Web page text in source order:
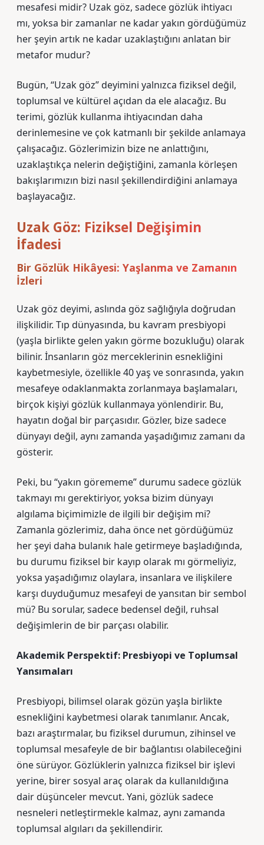
mesafesi midir? Uzak göz, sadece gözlük ihtiyacı
mı, yoksa bir zamanlar ne kadar yakın gördüğümüz
her şeyin artık ne kadar uzaklaştığını anlatan bir
metafor mudur?
Bugün, “Uzak göz” deyimini yalnızca fiziksel değil,
toplumsal ve kültürel açıdan da ele alacağız. Bu
terimi, gözlük kullanma ihtiyacından daha
derinlemesine ve çok katmanlı bir şekilde anlamaya
çalışacağız. Gözlerimizin bize ne anlattığını,
uzaklaştıkça nelerin değiştiğini, zamanla körleşen
bakışlarımızın bizi nasıl şekillendirdiğini anlamaya
başlayacağız.
Uzak Göz: Fiziksel Değişimin
İfadesi
Bir Gözlük Hikâyesi: Yaşlanma ve Zamanın
İzleri
Uzak göz deyimi, aslında göz sağlığıyla doğrudan
ilişkilidir. Tıp dünyasında, bu kavram presbiyopi
(yaşla birlikte gelen yakın görme bozukluğu) olarak
bilinir. İnsanların göz merceklerinin esnekliğini
kaybetmesiyle, özellikle 40 yaş ve sonrasında, yakın
mesafeye odaklanmakta zorlanmaya başlamaları,
birçok kişiyi gözlük kullanmaya yönlendirir. Bu,
hayatın doğal bir parçasıdır. Gözler, bize sadece
dünyayı değil, aynı zamanda yaşadığımız zamanı da
gösterir.
Peki, bu “yakın görememe” durumu sadece gözlük
takmayı mı gerektiriyor, yoksa bizim dünyayı
algılama biçimimizle de ilgili bir değişim mi?
Zamanla gözlerimiz, daha önce net gördüğümüz
her şeyi daha bulanık hale getirmeye başladığında,
bu durumu fiziksel bir kayıp olarak mı görmeliyiz,
yoksa yaşadığımız olaylara, insanlara ve ilişkilere
karşı duyduğumuz mesafeyi de yansıtan bir sembol
mü? Bu sorular, sadece bedensel değil, ruhsal
değişimlerin de bir parçası olabilir.
Akademik Perspektif: Presbiyopi ve Toplumsal
Yansımaları
Presbiyopi, bilimsel olarak gözün yaşla birlikte
esnekliğini kaybetmesi olarak tanımlanır. Ancak,
bazı araştırmalar, bu fiziksel durumun, zihinsel ve
toplumsal mesafeyle de bir bağlantısı olabileceğini
öne sürüyor. Gözlüklerin yalnızca fiziksel bir işlevi
yerine, birer sosyal araç olarak da kullanıldığına
dair düşünceler mevcut. Yani, gözlük sadece
nesneleri netleştirmekle kalmaz, aynı zamanda
toplumsal algıları da şekillendirir.